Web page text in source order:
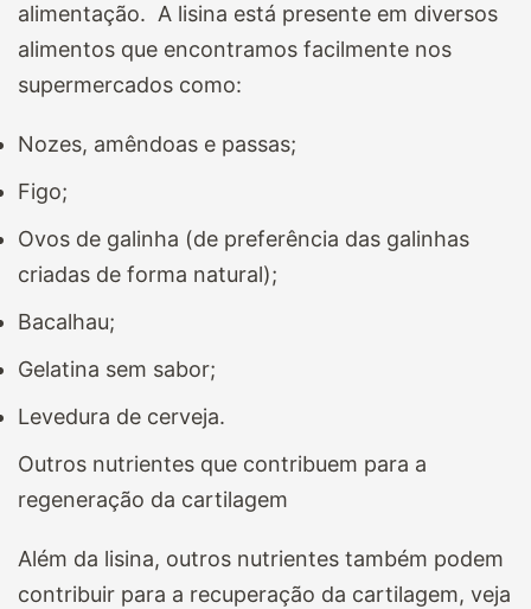
alimentação. A lisina está presente em diversos
alimentos que encontramos facilmente nos
supermercados como:
Nozes, amêndoas e passas;
Figo;
Ovos de galinha (de preferência das galinhas
criadas de forma natural);
Bacalhau;
Gelatina sem sabor;
Levedura de cerveja.
Outros nutrientes que contribuem para a
regeneração da cartilagem
Além da lisina, outros nutrientes também podem
contribuir para a recuperação da cartilagem, veja